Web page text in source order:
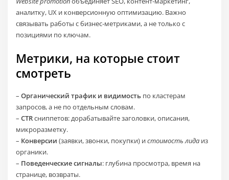
аналитку, UX и конверсионную оптимизацию. Важно
связывать работы с бизнес‑метриками, а не только с
позициями по ключам.
Метрики, на которые стоит
смотреть
–Органический трафик и видимость по кластерам
запросов, а не по отдельным словам.
–CTRсниппетов: дорабатывайте заголовки, описания,
микроразметку.
– Конверсии (заявки, звонки, покупки) истоимость лида из
органики.
– Поведенческие сигналы: глубина просмотра, время на
странице, возвраты.